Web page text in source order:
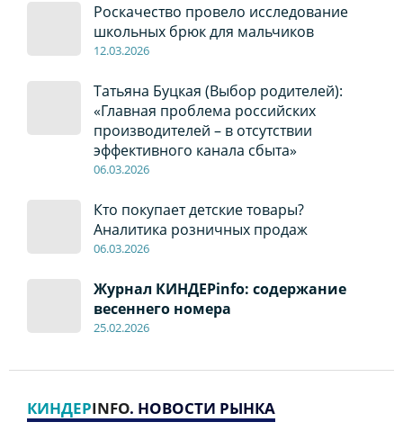
Роскачество провело исследование
школьных брюк для мальчиков
12.03.2026
Татьяна Буцкая (Выбор родителей):
«Главная проблема российских
производителей – в отсутствии
эффективного канала сбыта»
06.03.2026
Кто покупает детские товары?
Аналитика розничных продаж
06.03.2026
Журнал КИНДЕРinfo: содержание
весеннего номера
25.02.2026
КИНДЕРINFO. НОВОСТИ РЫНКА